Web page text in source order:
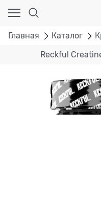
Главная Каталог
Reckful